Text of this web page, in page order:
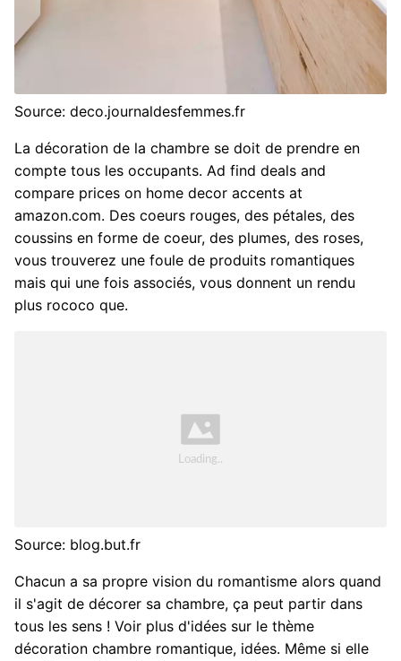
Source: deco.journaldesfemmes.fr
La décoration de la chambre se doit de prendre en
compte tous les occupants. Ad find deals and
compare prices on home decor accents at
amazon.com. Des coeurs rouges, des pétales, des
coussins en forme de coeur, des plumes, des roses,
vous trouverez une foule de produits romantiques
mais qui une fois associés, vous donnent un rendu
plus rococo que.
Source: blog.but.fr
Chacun a sa propre vision du romantisme alors quand
il s'agit de décorer sa chambre, ça peut partir dans
tous les sens ! Voir plus d'idées sur le thème
décoration chambre romantique, idées. Même si elle